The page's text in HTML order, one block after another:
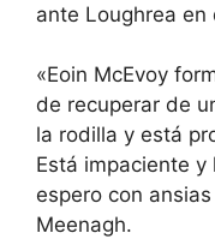
ante Loughrea en
«Eoin McEvoy
de recuperar de
la rodilla y está
Está impaciente y
espero con
Meenagh.